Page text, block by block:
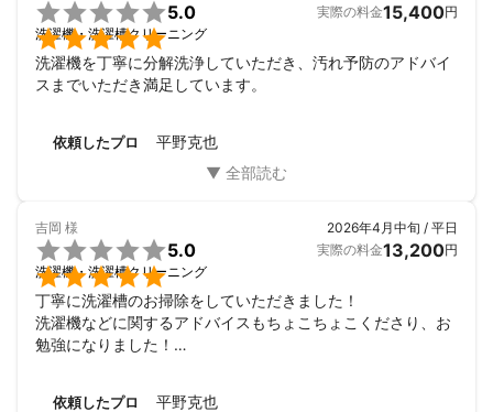


5.0
洗濯機・洗濯槽クリーニング
実際の料金15,400円
洗濯機を丁寧に分解洗浄していただき、汚れ予防のアドバイ
スまでいただき満足しています。
依頼したプロ 平野克也
吉岡 様


5.0
洗濯機・洗濯槽クリーニング
2026年4月中旬 / 平日
実際の料金13,200円
丁寧に洗濯槽のお掃除をしていただきました！
洗濯機などに関するアドバイスもちょこちょこくださり、お
勉強になりました！
依頼したプロ 平野克也